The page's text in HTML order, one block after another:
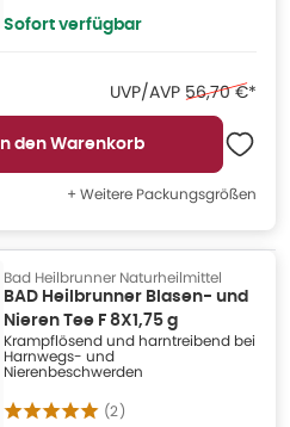
Sofort verfügbar
UVP/AVP Ehemaliger
56,70 €*
In den Warenkorb
+ Weitere Packungsgrößen
Bad Heilbrunner Naturheilmittel
BAD Heilbrunner Blasen- und
Nieren Tee F 8X1,75 g
Krampflösend und harntreibend bei
Harnwegs- und
Nierenbeschwerden
(2)